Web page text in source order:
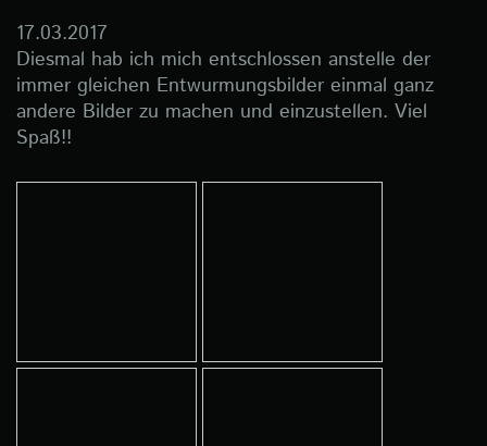
17.03.2017
Diesmal hab ich mich entschlossen anstelle der
immer gleichen Entwurmungsbilder einmal ganz
andere Bilder zu machen und einzustellen. Viel
Spaß!!